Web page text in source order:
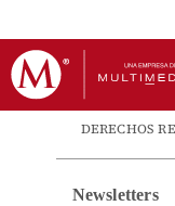
DERECHOS
Newsletters